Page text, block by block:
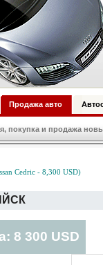
Продажа авто
и продажа
Cedric - 8,300 USD)
8 300 USD